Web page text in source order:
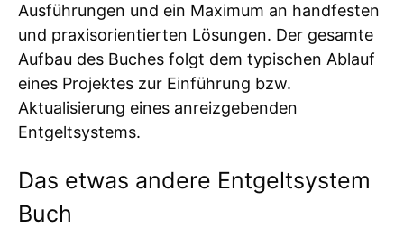
Ausführungen und ein Maximum an handfesten
und praxisorientierten Lösungen. Der gesamte
Aufbau des Buches folgt dem typischen Ablauf
eines Projektes zur Einführung bzw.
Aktualisierung eines anreizgebenden
Entgeltsystems.
Das etwas andere Entgeltsystem
Buch